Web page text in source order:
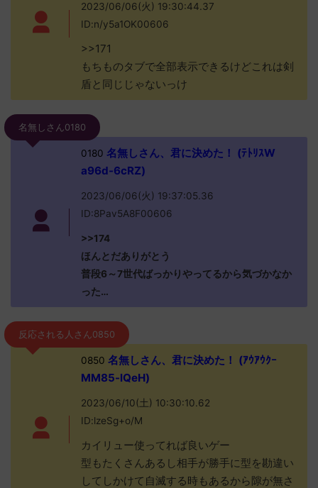
2023/06/06(火) 19:30:44.37
ID:n/y5a1OK00606
>>171
もちものタブで全部表示できるけどこれは剣
盾と同じじゃないっけ
名無しさん0180
0180 名無しさん、君に決めた！ (ﾃﾄﾘｽW
a96d-6cRZ)
2023/06/06(火) 19:37:05.36
ID:8Pav5A8F00606
>>174
ほんとだありがとう
普段6～7世代ばっかりやってるから気づかなか
った…
反応される人さん0850
0850 名無しさん、君に決めた！ (ｱｳｱｳｸｰ
MM85-lQeH)
2023/06/10(土) 10:30:10.62
ID:lzeSg+o/M
カイリュー使ってれば良いゲー
型もたくさんあるし相手が勝手に型を勘違い
してしかけて自滅する時もあるから隙が無さ